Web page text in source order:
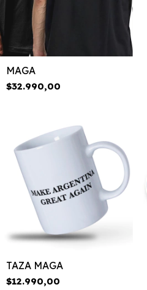
MAGA
$32.990,00
TAZA MAGA
$12.990,00